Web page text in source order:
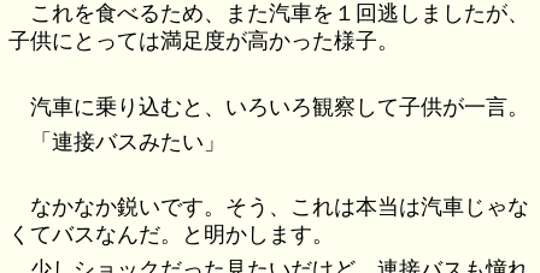
これを食べるため、また汽車を１回逃しましたが、
子供にとっては満足度が高かった様子。
汽車に乗り込むと、いろいろ観察して子供が一言。
「連接バスみたい」
なかなか鋭いです。そう、これは本当は汽車じゃな
くてバスなんだ。と明かします。